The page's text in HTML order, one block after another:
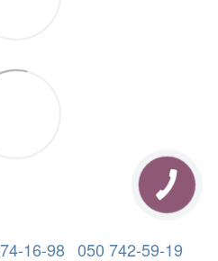
16-98 050 742-59-19